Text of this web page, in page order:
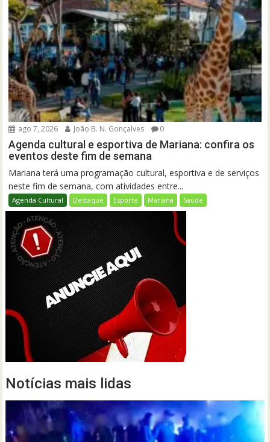
ago 7, 2026 João B. N. Gonçalves 0
Agenda cultural e esportiva de Mariana: confira os
eventos deste fim de semana
Mariana terá uma programação cultural, esportiva e de serviços
neste fim de semana, com atividades entre...
Agenda Cultural Destaque Esporte Mariana Saúde
Notícias mais lidas